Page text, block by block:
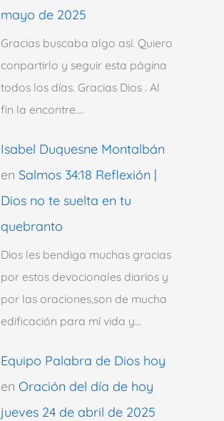
mayo de 2025
Gracias buscaba algo así. Quiero
conpartirlo y seguir esta página
todos los días. Gracias Dios . Al
fin la encontre.…
Isabel Duquesne Montalbán
en Salmos 34:18 Reflexión |
Dios no te suelta en tu
quebranto
Dios les bendiga muchas gracias
por estos devocionales diarios y
por las oraciones,son de mucha
edificación para mí vida y…
Equipo Palabra de Dios hoy
en Oración del día de hoy
jueves 24 de abril de 2025